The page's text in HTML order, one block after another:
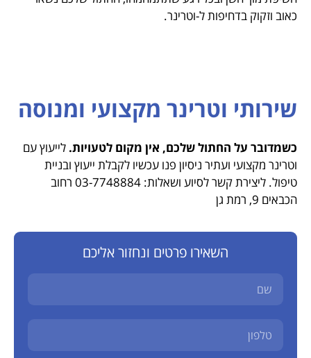
כאוב וזקוק בדחיפות ל-וטרינר.
שירותי וטרינר מקצועי ומנוסה
כשמדובר על החתול שלכם, אין מקום לטעויות. לייעוץ עם
וטרינר מקצועי ועתיר ניסיון פנו עכשיו לקבלת ייעוץ ובניית
טיפול. ליצירת קשר לסיוע ושאלות: 03-7748884 רחוב
הכבאים 9, רמת גן
השאירו פרטים ונחזור אליכם